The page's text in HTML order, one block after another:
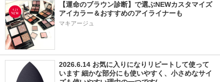
【運命のブラウン診断】で選ぶNEWカスタマイズ
アイカラー＆おすすめのアイライナーも
マキアージュ
2026.6.14 お気に入りになりリピートして使って
います 細かな部分にも使いやすく、小さめなサイ